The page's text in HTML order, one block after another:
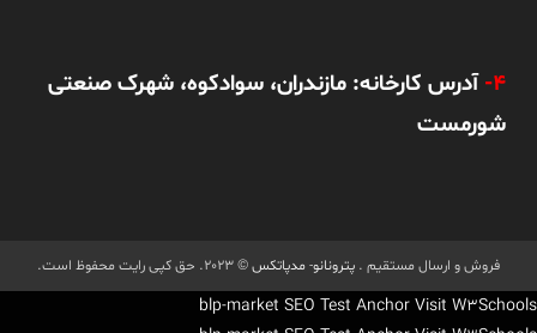
4- آدرس کارخانه: مازندران، سوادکوه، شهرک صنعتی
شورمست
فروش و ارسال مستقیم . پترونانو-مدپاتکس© 2023. حق کپی رایت محفوظ است.
blp-market SEO Test Anchor Visit W3Schools